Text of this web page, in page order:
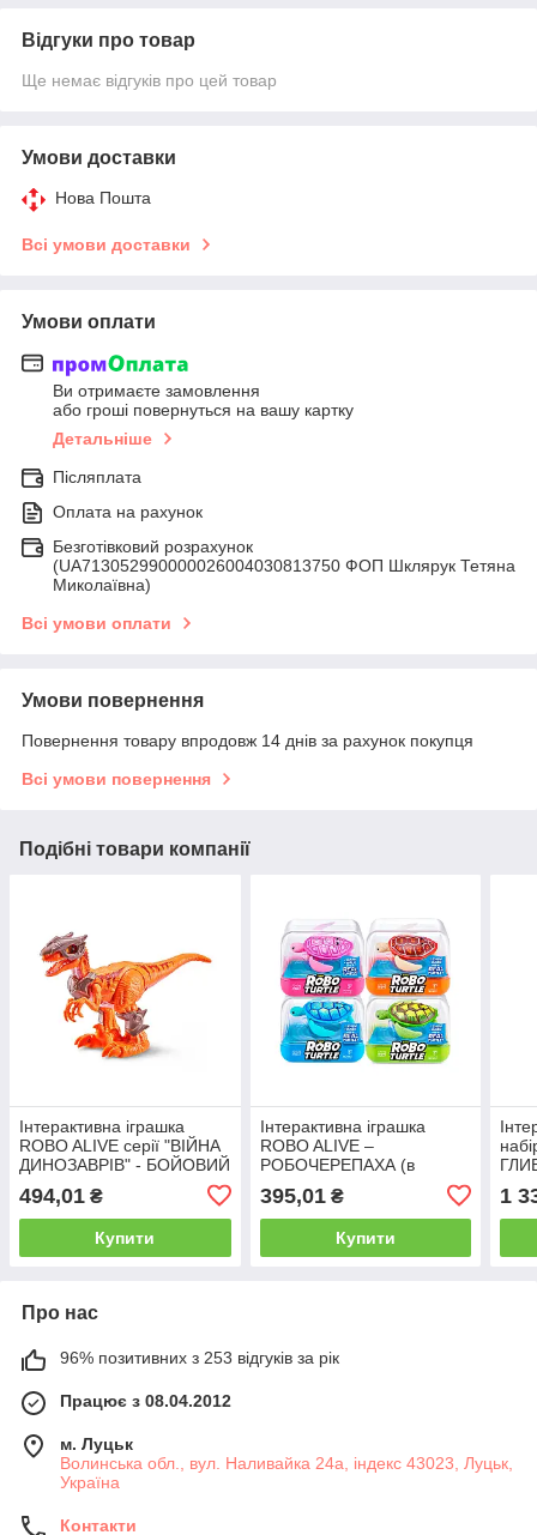
Відгуки про товар
Ще немає відгуків про цей товар
Умови доставки
Нова Пошта
Всі умови доставки
Умови оплати
Ви отримаєте замовлення
або гроші повернуться на вашу картку
Детальніше
Післяплата
Оплата на рахунок
Безготівковий розрахунок
(UA713052990000026004030813750 ФОП Шклярук Тетяна
Миколаївна)
Всі умови оплати
Умови повернення
Повернення товару впродовж 14 днів за рахунок покупця
Всі умови повернення
Подібні товари компанії
Інтерактивна іграшка
ROBO ALIVE серії "ВІЙНА
ДИНОЗАВРІВ" - БОЙОВИЙ
494,01 ₴
Купити
Інтерактивна іграшка
ROBO ALIVE –
РОБОЧЕРЕПАХА (в
395,01₴
Купити
1
Про нас
96% позитивних з 253 відгуків за рік
Працює з 08.04.2012
м. Луцьк
Волинська обл., вул. Наливайка 24а, індекс 43023, Луцьк,
Україна
Контакти